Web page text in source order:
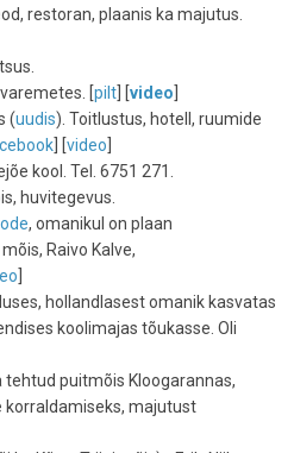
restoran, plaanis ka majutus.
[pilt ] [video
(uudis). Toitlustus, hotell, ruumide
] [video
kool. Tel. 6751 271.
huvitegevus.
, omanikul on plaan
Raivo Kalve,
hollandlasest omanik kasvatas
koolimajas tõukasse. Oli
tehtud puitmõis Kloogarannas,
korraldamiseks, majutust